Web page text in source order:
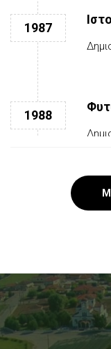
1987
1988
VCR
1991
Νέος
του